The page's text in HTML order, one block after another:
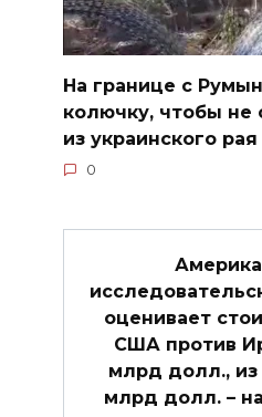
На границе с
колючку, чтобы не
из украинского рая
0
оценивает
США против
млрд долл., из
млрд долл. –